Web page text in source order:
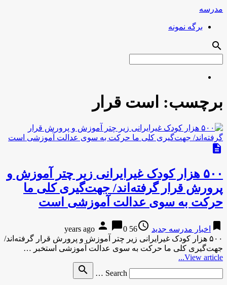
مدرسه
برگه نمونه
search
برچسب: است قرار
description
۵۰۰ هزار کودک غیرایرانی زیر چتر آموزش و
پرورش قرار گرفته‌اند/ جهت‌گیری کلی ما
حرکت به سوی عدالت آموزشی است
bookmark اخبار مدرسه جدید access_time
56 years ago
person chat_bubble0
۵۰۰ هزار کودک غیرایرانی زیر چتر آموزش و پرورش قرار گرفته‌اند/
جهت‌گیری کلی ما حرکت به سوی عدالت آموزشی استخبر …
View article...
Search …
search